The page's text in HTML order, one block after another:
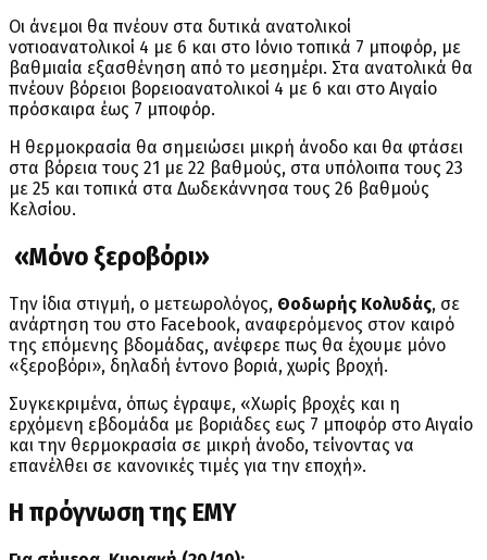
Οι άνεμοι θα πνέουν στα δυτικά ανατολικοί
νοτιοανατολικοί 4 με 6 και στο Ιόνιο τοπικά 7 μποφόρ, με
βαθμιαία εξασθένηση από το μεσημέρι. Στα ανατολικά θα
πνέουν βόρειοι βορειοανατολικοί 4 με 6 και στο Αιγαίο
πρόσκαιρα έως 7 μποφόρ.
Η θερμοκρασία θα σημειώσει μικρή άνοδο και θα φτάσει
στα βόρεια τους 21 με 22 βαθμούς, στα υπόλοιπα τους 23
με 25 και τοπικά στα Δωδεκάννησα τους 26 βαθμούς
Κελσίου.
«Μόνο ξεροβόρι»
Την ίδια στιγμή, ο μετεωρολόγος, Θοδωρής Κολυδάς, σε
ανάρτηση του στο Facebook, αναφερόμενος στον καιρό
της επόμενης βδομάδας, ανέφερε πως θα έχουμε μόνο
«ξεροβόρι», δηλαδή έντονο βοριά, χωρίς βροχή.
Συγκεκριμένα, όπως έγραψε, «Χωρίς βροχές και η
ερχόμενη εβδομάδα με βοριάδες εως 7 μποφόρ στο Αιγαίο
και την θερμοκρασία σε μικρή άνοδο, τείνοντας να
επανέλθει σε κανονικές τιμές για την εποχή».
Η πρόγνωση της ΕΜΥ